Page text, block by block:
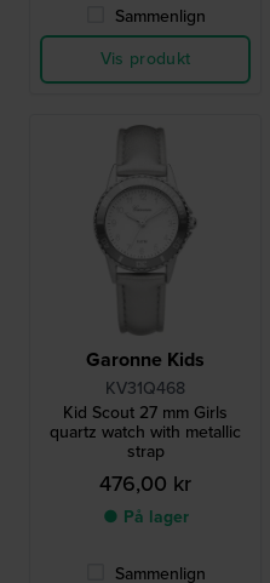
Sammenlign
Vis produkt
Garonne Kids
KV31Q468
Kid Scout 27 mm Girls
quartz watch with metallic
strap
476,00 kr
● På lager
Sammenlign